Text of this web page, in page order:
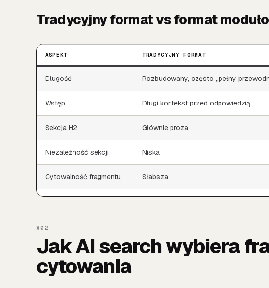
Tradycyjny format vs format
ASPEKT TRADYCYJNY FORMAT
Długość Rozbudowany, często „pełny
Wstęp Długi kontekst przed odpowiedzią
Sekcja H2 Głównie proza
Niezależność sekcji Niska
Cytowalność fragmentu Słabsza
Jak AI search wybiera
cytowania